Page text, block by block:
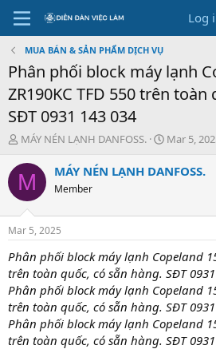
Log
MUA BÁN & SẢN PHẨM DỊCH VỤ
Phân phối block máy lạnh
ZR190KC TFD 550 trên
SĐT 0931 143 034
T
r
e
d
t
a
r
t
e
r
MÁY NÉN LẠNH DANFOSS.
S
a
t
e
Mar 5,
M MÁY NÉN LẠNH DANFOSS.
Member
Mar 5, 2025
Phân phối block máy lạnh Copeland
trên toàn quốc, có sẵn hàng. SĐT
Phân phối block máy lạnh Copeland
trên toàn quốc, có sẵn hàng. SĐT
Phân phối block máy lạnh Copeland
trên toàn quốc, có sẵn hàng. SĐT